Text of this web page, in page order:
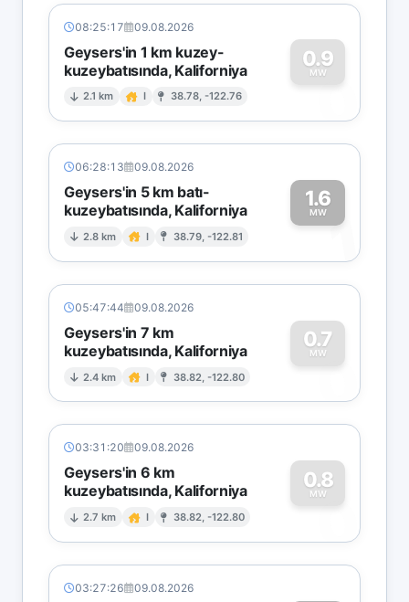
08:25:17 09.08.2026
Geysers'in 1 km kuzey-
kuzeybatısında, Kaliforniya
2.1 km I 38.78, -122.76
0.9
MW
0
06:28:13 09.08.2026
Geysers'in 5 km batı-
kuzeybatısında, Kaliforniya
2.8 km I 38.79, -122.81
1.6
MW1
05:47:44 09.08.2026
Geysers'in 7 km
kuzeybatısında, Kaliforniya
2.4 km I 38.82, -122.80
0.7
MW
0
03:31:20 09.08.2026
Geysers'in 6 km
kuzeybatısında, Kaliforniya
2.7 km I 38.82, -122.80
0.8
MW
0
03:27:26 09.08.2026